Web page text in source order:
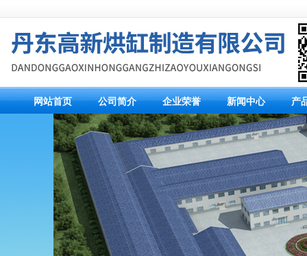
网站首页 公司简介 企业荣誉 新闻中心 产